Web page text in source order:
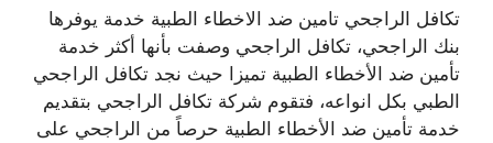
تكافل الراجحي تامين ضد الاخطاء الطبية خدمة يوفرها
بنك الراجحي، تكافل الراجحي وصفت بأنها أكثر خدمة
تأمين ضد الأخطاء الطبية تميزا حيث نجد تكافل الراجحي
الطبي بكل انواعه، فتقوم شركة تكافل الراجحي بتقديم
خدمة تأمين ضد الأخطاء الطبية حرصاً من الراجحي على